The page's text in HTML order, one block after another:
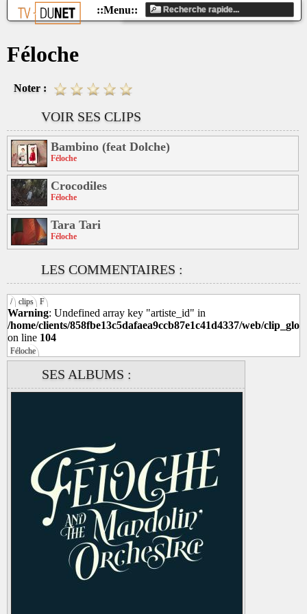
/ clips F
Warning: Undefined array key "artiste_id" in
/home/clients/858fbe13c5dafaea9ccb87e1c41d4337/web/
on line 104
Féloche
SES ALBUMS :
Féloche
Noter :
VOIR SES CLIPS
Bambino (feat Dolche)
Féloche
Crocodiles
Féloche
Tara Tari
Féloche
LES COMMENTAIRES :